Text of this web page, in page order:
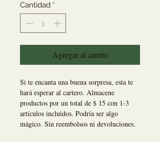
Cantidad *
Agregar al carrito
Si te encanta una buena sorpresa, esta te
hará esperar al cartero. Almacene
productos por un total de $ 15 con 1-3
artículos incluidos. Podría ser algo
mágico. Sin reembolsos ni devoluciones.